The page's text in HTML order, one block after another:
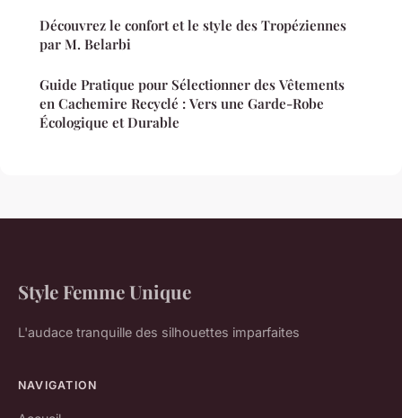
Découvrez le confort et le style des Tropéziennes
par M. Belarbi
Guide Pratique pour Sélectionner des Vêtements
en Cachemire Recyclé : Vers une Garde-Robe
Écologique et Durable
Style Femme Unique
L'audace tranquille des silhouettes imparfaites
NAVIGATION